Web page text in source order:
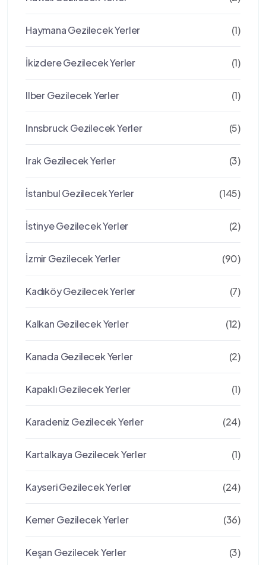
Haymana Gezilecek Yerler (1)
İkizdere Gezilecek Yerler (1)
Ilber Gezilecek Yerler (1)
Innsbruck Gezilecek Yerler (5)
Irak Gezilecek Yerler (3)
İstanbul Gezilecek Yerler (145)
İstinye Gezilecek Yerler (2)
İzmir Gezilecek Yerler (90)
Kadıköy Gezilecek Yerler (7)
Kalkan Gezilecek Yerler (12)
Kanada Gezilecek Yerler (2)
Kapaklı Gezilecek Yerler (1)
Karadeniz Gezilecek Yerler (24)
Kartalkaya Gezilecek Yerler (1)
Kayseri Gezilecek Yerler (24)
Kemer Gezilecek Yerler (36)
Keşan Gezilecek Yerler (3)